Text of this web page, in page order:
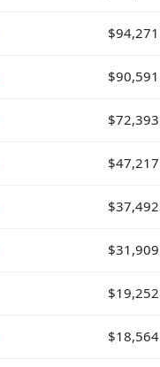
$94,271
$90,591
$72,393
$47,217
$37,492
$31,909
$19,252
$18,564